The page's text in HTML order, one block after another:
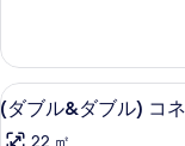
を
表
示
す
禁
煙
室
用
禁
煙
室
ネ
ク
テ
&
ダ
ブ
ル)
(ダ
ブ
13
(ダブル&ダブル) コ
22 ㎡